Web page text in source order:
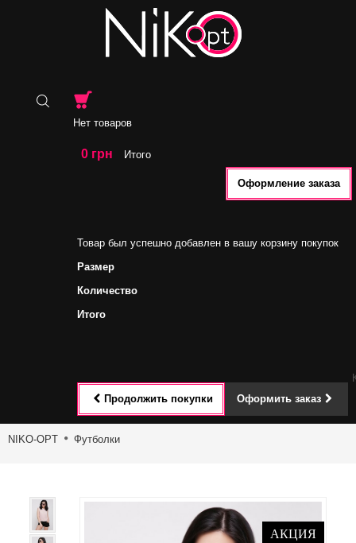
Нет товаров
0 грн Итого
Оформление заказа
Товар был успешно добавлен в вашу корзину покупок
Размер
Количество
Итого
Продолжить покупки Оформить заказ
Toggle
NIKO-OPT Футболки
АКЦИЯ